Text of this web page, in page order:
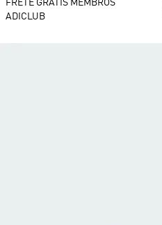
FRETE GRÁTIS MEMBROS
ADICLUB